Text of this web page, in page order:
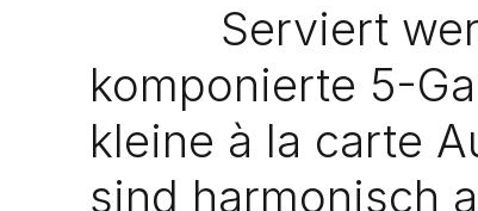
Serviert
komponierte 5-
kleine à la carte
sind harmonisch